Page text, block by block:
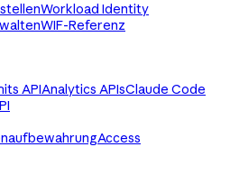
Workload Identity
WIF-Referenz
APIAnalytics APIsClaude Code
Access